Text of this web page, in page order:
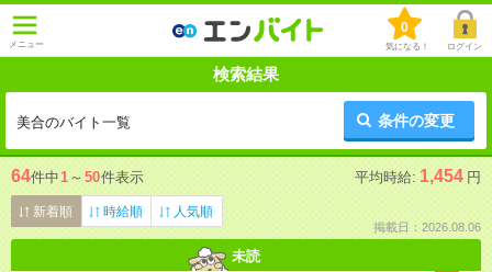
メニュー
0
気になる！ ログイン
検索結果
美合のバイト一覧 条件の変更
64件中1 ～ 50件表示 平均時給: 1,454 円
新着順 時給順 人気順
掲載日：2026.08.06
未読